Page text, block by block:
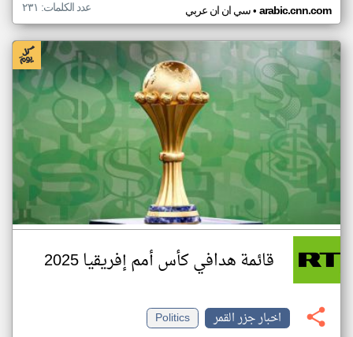
سي ان ان عربي• arabic.cnn.com عدد الكلمات: ٢٣١
قائمة هدافي كأس أمم إفريقيا 2025
اخبار جزر القمر
Politics